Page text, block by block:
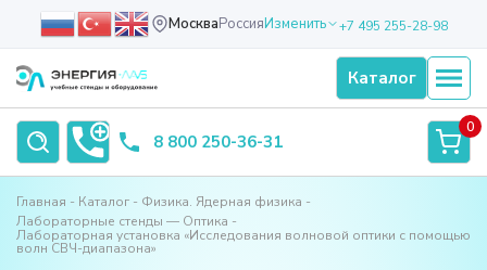
МоскваРоссияИзменить +7 495 255-28-98
Каталог
8 800 250-36-31
0
Главная Каталог
Физика. Ядерная физика
Лабораторные стенды — Оптика
Лабораторная установка «Исследования волновой оптики с помощью
волн СВЧ-диапазона»